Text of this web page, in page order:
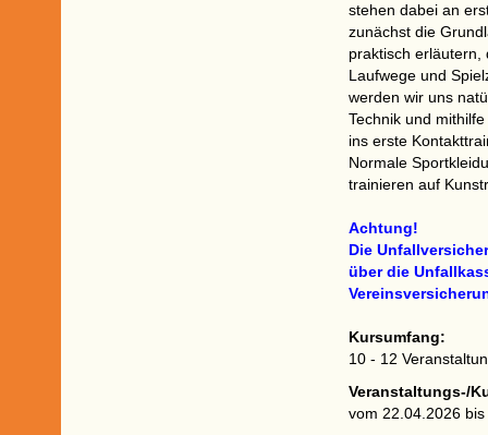
stehen dabei an
zunächst die
praktisch erläutern,
Laufwege und
werden wir uns
Technik und
ins erste
Normale
trainieren auf
Achtung!
Die
über die
Kursumfang:
10 - 12
Veranstaltungs-/
vom 22.04.2026